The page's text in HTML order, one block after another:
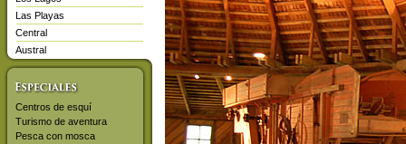
Las Playas
Central
Austral
Centros de esquí
Turismo de aventura
Pesca con mosca